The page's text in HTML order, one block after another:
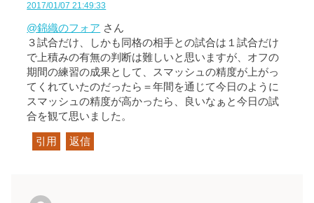
2017/01/07 21:49:33
@錦織のフォア さん
３試合だけ、しかも同格の相手との試合は１試合だけ
で上積みの有無の判断は難しいと思いますが、オフの
期間の練習の成果として、スマッシュの精度が上がっ
てくれていたのだったら＝年間を通じて今日のように
スマッシュの精度が高かったら、良いなぁと今日の試
合を観て思いました。
引用 返信